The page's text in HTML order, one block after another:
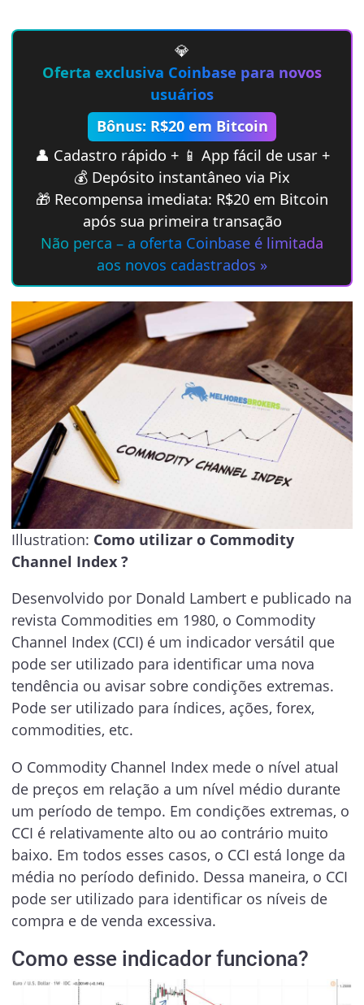
💎
Oferta exclusiva Coinbase para novos
usuários
Bônus: R$20 em Bitcoin
👤 Cadastro rápido + 📱 App fácil de usar +
💰 Depósito instantâneo via Pix
🎁 Recompensa imediata: R$20 em Bitcoin
após sua primeira transação
Não perca – a oferta Coinbase é limitada
aos novos cadastrados »
Illustration: Como utilizar o Commodity
Channel Index ?
Desenvolvido por Donald Lambert e publicado na
revista Commodities em 1980, o Commodity
Channel Index (CCI) é um indicador versátil que
pode ser utilizado para identificar uma nova
tendência ou avisar sobre condições extremas.
Pode ser utilizado para índices, ações, forex,
commodities, etc.
O Commodity Channel Index mede o nível atual
de preços em relação a um nível médio durante
um período de tempo. Em condições extremas, o
CCI é relativamente alto ou ao contrário muito
baixo. Em todos esses casos, o CCI está longe da
média no período definido. Dessa maneira, o CCI
pode ser utilizado para identificar os níveis de
compra e de venda excessiva.
Como esse indicador funciona?